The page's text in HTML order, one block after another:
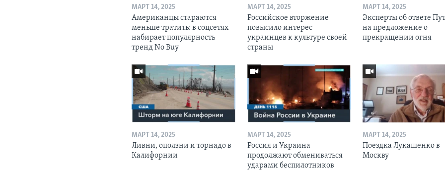
МАРТ 14, 2025
Американцы стараются
меньше тратить: в соцсетях
набирает популярность
тренд No Buy
МАРТ 14, 2025
Российское вторжение
повысило интерес
украинцев к культуре своей
страны
МАРТ 14, 2025
Эксперты об ответе
на предложение о
прекращении огня
МАРТ 14, 2025
Ливни, оползни и торнадо в
Калифорнии
МАРТ 14, 2025
Россия и Украина
продолжают обмениваться
ударами беспилотников
МАРТ 14, 2025
Поездка Лукашенко в
Москву